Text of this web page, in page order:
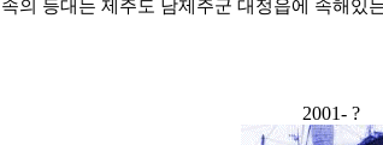
속의 등대는 제주도 남제주군 대정읍에 속해있
2001- ?